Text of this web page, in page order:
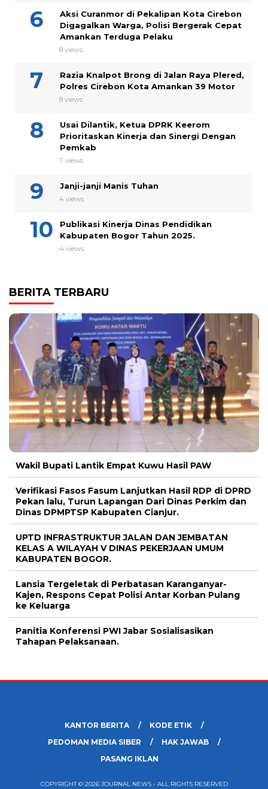
Aksi Curanmor di Pekalipan Kota Cirebon
Digagalkan Warga, Polisi Bergerak Cepat
Amankan Terduga Pelaku
8 views
Razia Knalpot Brong di Jalan Raya Plered,
Polres Cirebon Kota Amankan 39 Motor
8 views
Usai Dilantik, Ketua DPRK Keerom
Prioritaskan Kinerja dan Sinergi Dengan
Pemkab
7 views
Janji-janji Manis Tuhan
4 views
Publikasi Kinerja Dinas Pendidikan
Kabupaten Bogor Tahun 2025.
4 views
BERITA TERBARU
Wakil Bupati Lantik Empat Kuwu Hasil PAW
Verifikasi Fasos Fasum Lanjutkan Hasil RDP di DPRD
Pekan lalu, Turun Lapangan Dari Dinas Perkim dan
Dinas DPMPTSP Kabupaten Cianjur.
UPTD INFRASTRUKTUR JALAN DAN JEMBATAN
KELAS A WILAYAH V DINAS PEKERJAAN UMUM
KABUPATEN BOGOR.
Lansia Tergeletak di Perbatasan Karanganyar-
Kajen, Respons Cepat Polisi Antar Korban Pulang
ke Keluarga
Panitia Konferensi PWI Jabar Sosialisasikan
Tahapan Pelaksanaan.
KANTOR BERITA
KODE ETIK
PEDOMAN MEDIA SIBER
HAK JAWAB
PASANG IKLAN
COPYRIGHT © 2026 JOURNAL NEWS - ALL RIGHTS RESERVED